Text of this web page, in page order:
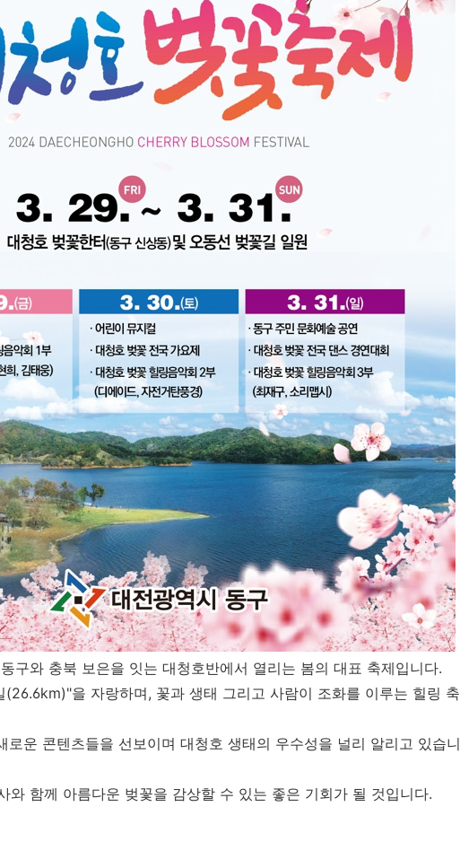
구와 충북 보은을 잇는 대청호반에서 열리는 봄의 대표 축제입니다.
(26.6km)"을 자랑하며, 꽃과 생태 그리고 사람이 조화를 이루는 힐링 축
로운 콘텐츠들을 선보이며 대청호 생태의 우수성을 널리 알리고 있습니
와 함께 아름다운 벚꽃을 감상할 수 있는 좋은 기회가 될 것입니다.